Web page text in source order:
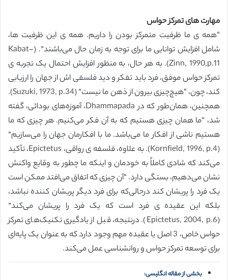
مهارت های تمرکز حواس
“همه ی ما ظرفیت متمرکز بودن را داریم. همه ی این ظرفیت ها،
شامل افزایش توانایی ما برای توجه به زمان حال می‌باشند”. (Kabat-
Zinn, 1990,p.11). به هر حال، به منظور افزایش احتمال یک تجربه ی
تمرکز حواس موفق، فرد باید تفکر و دید فلسفی اش از جهان را ارزیابی
کند، چون، “هیچ‌چیزی بیرون از ذهن ما نیست” (Suzuki, 1973, p.34).
همچنین، همان‌طور که در Dhammapada، آموزه‌های بودائی، گفته
شد، “ما همان چیزی هستیم که به آن فکر می‌کنیم. هر چیزی که ما
هستیم ناشی از افکار ما می‌باشد. ما با افکارمان جهان را می‌سازیم”
(Kornfield, 1996, p.4). به علاوه، فلسفه ی رواقی، Epictetus، تأکید
می‌کند که شادی کاملاً به خودمان و اینکه ما چطور به وقایع واکنش
نشان می‌دهیم، بستگی دارد. “آن چیزی که اتفاق می‌افتد ممکن است
یک فرد را پریشان کند درحالی‌که برای فرد دیگر پریشان کننده نباشد،
بلکه این عقیده ی فرد است که یک فرد را پریشان می‌کند”
(Epictetus, 2004, p.6). درنتیجه، قبل از یادگیری تکنیک‌های تمرکز
حواس خاص، 3 اصل یا عقیده مهم وجود دارد که به عنوان یک پایه‌ای
برای توسعه تمرکز حواس و روانشناسی عمل می‌کند.
بخشی از مقاله انگلیسی: